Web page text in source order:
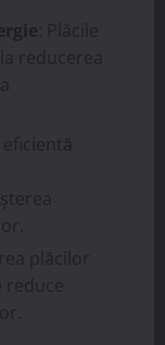
: Plăcile
reducerea
eficientă
plăcilor
reduce